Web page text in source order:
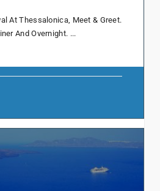
At Thessalonica, Meet & Greet.
And Overnight. ...